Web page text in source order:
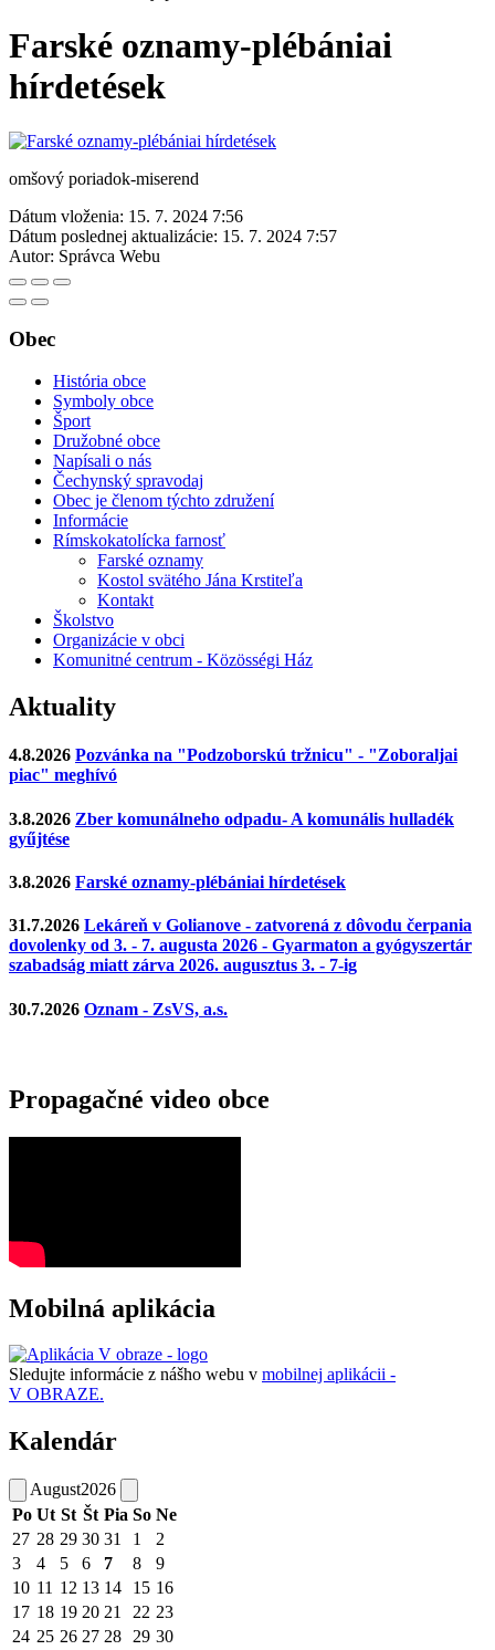
Farské oznamy-plébániai
hírdetések
omšový poriadok-miserend
Dátum vloženia: 15. 7. 2024 7:56
Dátum poslednej aktualizácie: 15. 7. 2024 7:57
Autor: Správca Webu
Obec
História obce
Symboly obce
Šport
Družobné obce
Napísali o nás
Čechynský spravodaj
Obec je členom týchto združení
Informácie
Rímskokatolícka farnosť
Farské oznamy
Kostol svätého Jána Krstiteľa
Kontakt
Školstvo
Organizácie v obci
Komunitné centrum - Közösségi Ház
Aktuality
4.8.2026 Pozvánka na "Podzoborskú tržnicu" - "Zoboraljai
piac" meghívó
3.8.2026 Zber komunálneho odpadu- A komunális hulladék
gyűjtése
3.8.2026 Farské oznamy-plébániai hírdetések
31.7.2026 Lekáreň v Golianove - zatvorená z dôvodu čerpania
dovolenky od 3. - 7. augusta 2026 - Gyarmaton a gyógyszertár
szabadság miatt zárva 2026. augusztus 3. - 7-ig
30.7.2026 Oznam - ZsVS, a.s.
Propagačné video obce
Mobilná aplikácia
Sledujte informácie z nášho webu v mobilnej aplikácii -
V OBRAZE.
Kalendár
August2026
Po Ut St Št Pia So Ne
27 28 29 30 31 1
2
3
4 5 6 7 8
9
10 11 12 13 14 15 16
17 18 19 20 21 22 23
24 25 26 27 28 29 30